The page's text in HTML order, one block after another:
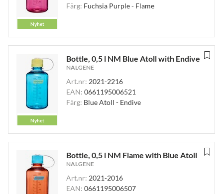
Nyhet
Färg: Fuchsia Purple - Flame
Nyhet
Bottle, 0,5 l NM Blue Atoll with Endive
NALGENE
Art.nr: 2021-2216
EAN: 0661195006521
Färg: Blue Atoll - Endive
Bottle, 0,5 l NM Flame with Blue Atoll
NALGENE
Art.nr: 2021-2016
EAN: 0661195006507